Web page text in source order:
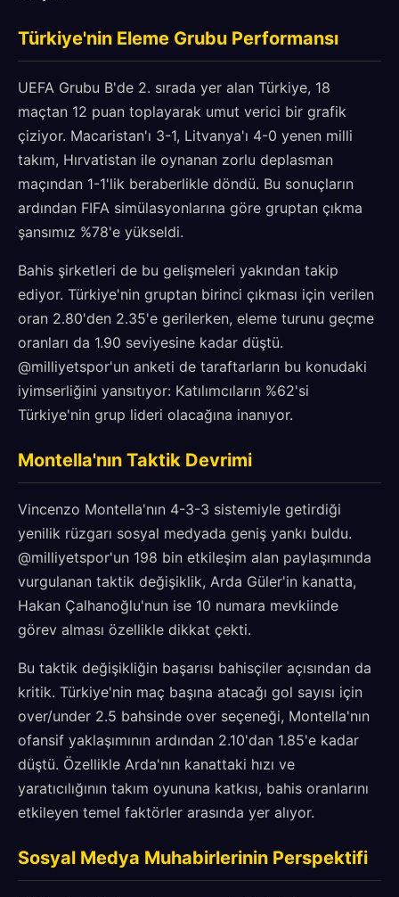
Türkiye'nin Eleme Grubu Performansı
UEFA Grubu B'de 2. sırada yer alan Türkiye, 18
maçtan 12 puan toplayarak umut verici bir grafik
çiziyor. Macaristan'ı 3-1, Litvanya'ı 4-0 yenen milli
takım, Hırvatistan ile oynanan zorlu deplasman
maçından 1-1'lik beraberlikle döndü. Bu sonuçların
ardından FIFA simülasyonlarına göre gruptan çıkma
şansımız %78'e yükseldi.
Bahis şirketleri de bu gelişmeleri yakından takip
ediyor. Türkiye'nin gruptan birinci çıkması için verilen
oran 2.80'den 2.35'e gerilerken, eleme turunu geçme
oranları da 1.90 seviyesine kadar düştü.
@milliyetspor'un anketi de taraftarların bu konudaki
iyimserliğini yansıtıyor: Katılımcıların %62'si
Türkiye'nin grup lideri olacağına inanıyor.
Montella'nın Taktik Devrimi
Vincenzo Montella'nın 4-3-3 sistemiyle getirdiği
yenilik rüzgarı sosyal medyada geniş yankı buldu.
@milliyetspor'un 198 bin etkileşim alan paylaşımında
vurgulanan taktik değişiklik, Arda Güler'in kanatta,
Hakan Çalhanoğlu'nun ise 10 numara mevkiinde
görev alması özellikle dikkat çekti.
Bu taktik değişikliğin başarısı bahisçiler açısından da
kritik. Türkiye'nin maç başına atacağı gol sayısı için
over/under 2.5 bahsinde over seçeneği, Montella'nın
ofansif yaklaşımının ardından 2.10'dan 1.85'e kadar
düştü. Özellikle Arda'nın kanattaki hızı ve
yaratıcılığının takım oyununa katkısı, bahis oranlarını
etkileyen temel faktörler arasında yer alıyor.
Sosyal Medya Muhabirlerinin Perspektifi